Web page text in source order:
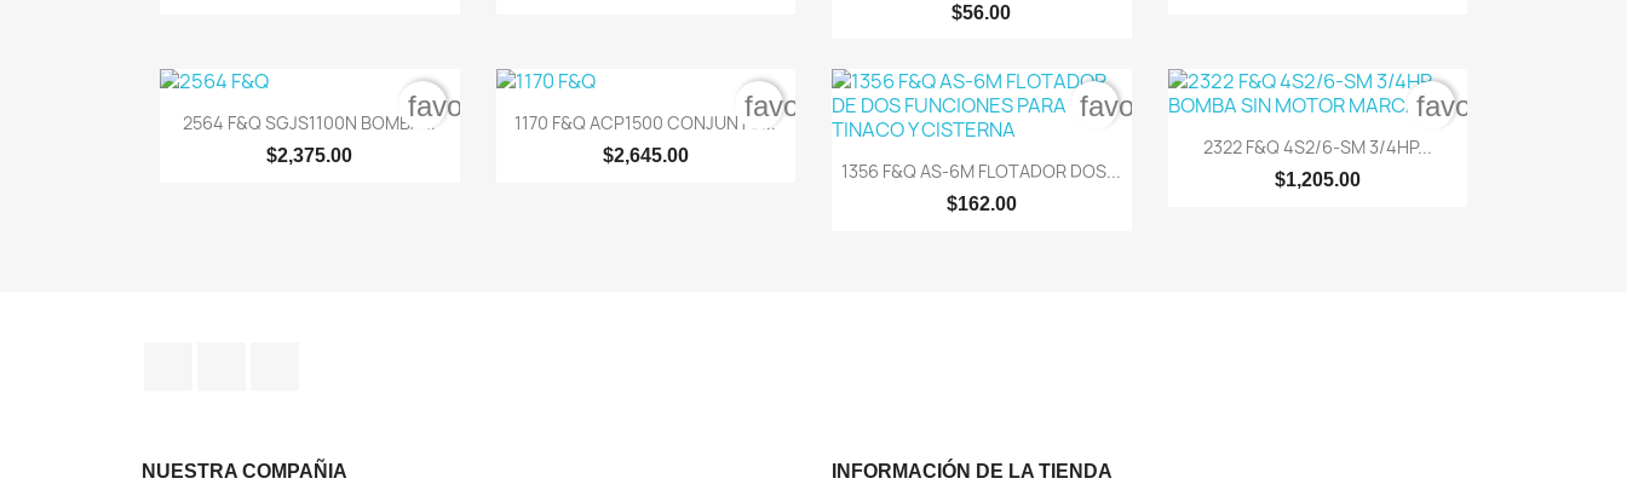
$56.00
 Vista rápida
2564 F&Q SGJS1100N BOMBA...
$2,375.00
favorite_border Vista rápida
1170 F&Q ACP1500 CONJUNTO...
$2,645.00
favorite_border
 Vista rápida
1356 F&Q AS-6M FLOTADOR DOS...
$162.00
favorite_border
 Vista rápida
2322 F&Q 4S2/6-SM 3/4HP...
$1,205.00
favorite_border
NUESTRA COMPAÑIA INFORMACIÓN DE LA TIENDA